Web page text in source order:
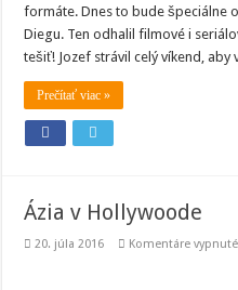
formáte. Dnes to bude špeciálne
Diegu. Ten odhalil filmové i
tešiť! Jozef strávil celý víkend,
Prečítať viac »
Ázia v Hollywoode
20. júla 2016 Komentáre vypnuté